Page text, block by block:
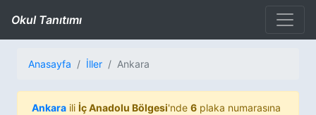
Okul Tanıtımı
Anasayfa İller Ankara
Ankara ili İç Anadolu Bölgesi'nde 6 plaka numarasına